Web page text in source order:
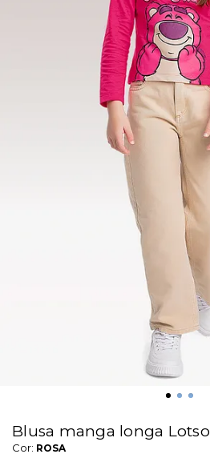
Blusa manga longa Lotso
Cor: ROSA